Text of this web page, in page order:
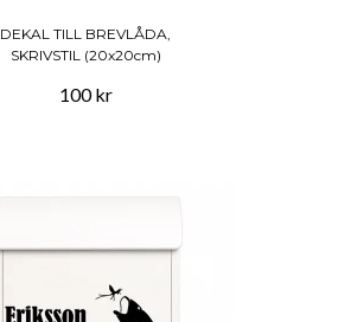
DEKAL TILL BREVLÅDA,
SKRIVSTIL (20x20cm)
100 kr